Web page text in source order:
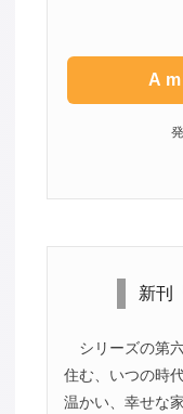
新刊
シリーズの第
住む、いつの時
温かい、幸せな